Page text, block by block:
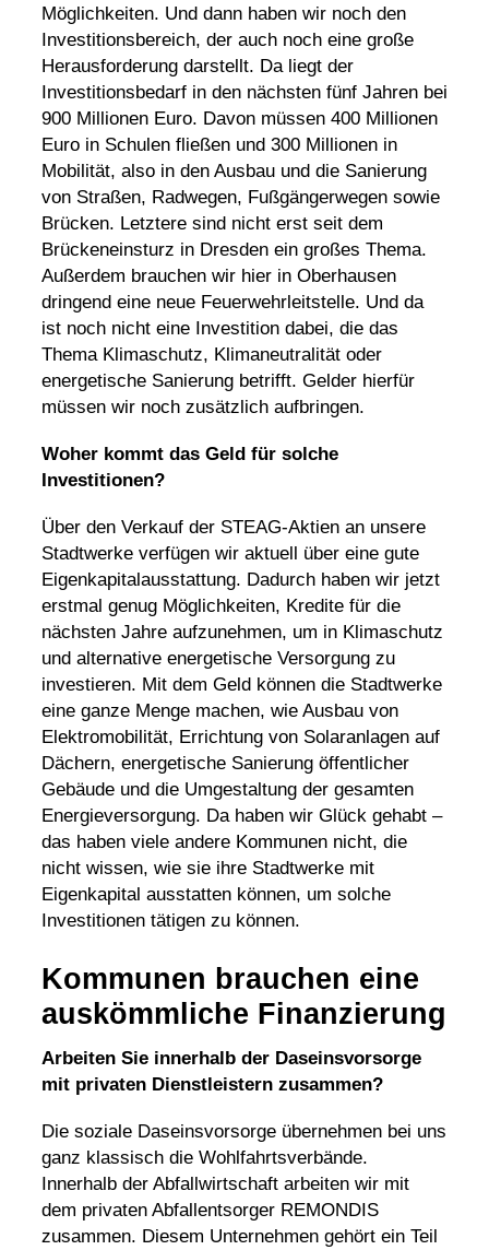
Möglichkeiten. Und dann haben wir noch den
Investitionsbereich, der auch noch eine große
Herausforderung darstellt. Da liegt der
Investitionsbedarf in den nächsten fünf Jahren bei
900 Millionen Euro. Davon müssen 400 Millionen
Euro in Schulen fließen und 300 Millionen in
Mobilität, also in den Ausbau und die Sanierung
von Straßen, Radwegen, Fußgängerwegen sowie
Brücken. Letztere sind nicht erst seit dem
Brückeneinsturz in Dresden ein großes Thema.
Außerdem brauchen wir hier in Oberhausen
dringend eine neue Feuerwehrleitstelle. Und da
ist noch nicht eine Investition dabei, die das
Thema Klimaschutz, Klimaneutralitätoder
energetische Sanierung betrifft. Gelder hierfür
müssen wir noch zusätzlich aufbringen.
Woher kommt das Geld für solche
Investitionen?
Über den Verkauf der STEAG-Aktien an unsere
Stadtwerke verfügen wir aktuell über eine gute
Eigenkapitalausstattung. Dadurch haben wir jetzt
erstmal genug Möglichkeiten, Kredite für die
nächsten Jahre aufzunehmen, um in Klimaschutz
und alternative energetische Versorgung zu
investieren. Mit dem Geld können die Stadtwerke
eine ganze Menge machen, wie Ausbau von
Elektromobilität, Errichtung von Solaranlagen auf
Dächern, energetische Sanierung öffentlicher
Gebäude und die Umgestaltung der gesamten
Energieversorgung. Da haben wir Glück gehabt –
das haben viele andere Kommunen nicht, die
nicht wissen, wie sie ihre Stadtwerke mit
Eigenkapital ausstatten können, um solche
Investitionen tätigen zu können.
Kommunen brauchen eine
auskömmliche Finanzierung
Arbeiten Sie innerhalb der Daseinsvorsorge
mit privaten Dienstleistern zusammen?
Die soziale Daseinsvorsorge übernehmen bei uns
ganz klassisch die Wohlfahrtsverbände.
Innerhalb der Abfallwirtschaftarbeiten wir mit
dem privaten Abfallentsorger REMONDIS
zusammen. Diesem Unternehmen gehört ein Teil